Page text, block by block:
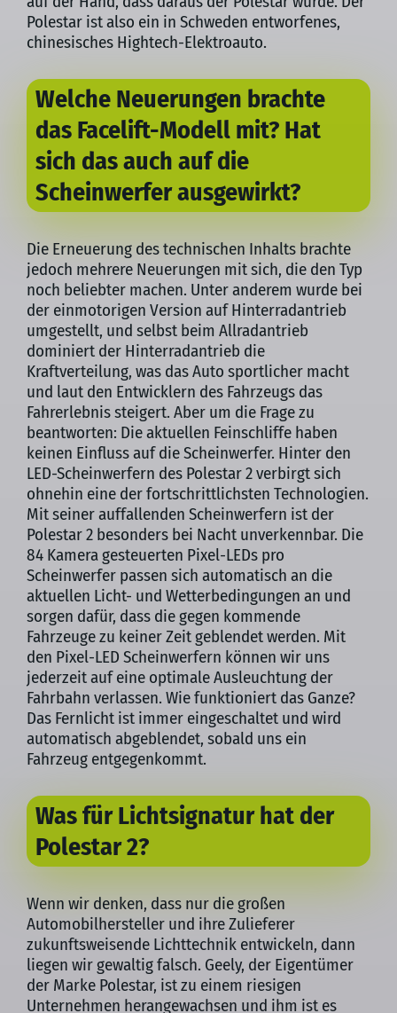
Polestar ist also ein in Schweden entworfenes,
chinesisches Hightech-Elektroauto.
Welche Neuerungen brachte
das Facelift-Modell mit? Hat
sich das auch auf die
Scheinwerfer ausgewirkt?
Die Erneuerung des technischen Inhalts brachte
jedoch mehrere Neuerungen mit sich, die den Typ
noch beliebter machen. Unter anderem wurde bei
der einmotorigen Version auf Hinterradantrieb
umgestellt, und selbst beim Allradantrieb
dominiert der Hinterradantrieb die
Kraftverteilung, was das Auto sportlicher macht
und laut den Entwicklern des Fahrzeugs das
Fahrerlebnis steigert. Aber um die Frage zu
beantworten: Die aktuellen Feinschliffe haben
keinen Einfluss auf die Scheinwerfer. Hinter den
LED-Scheinwerfern des Polestar 2 verbirgt sich
ohnehin eine der fortschrittlichsten Technologien.
Mit seiner auffallenden Scheinwerfern ist der
Polestar 2 besonders bei Nacht unverkennbar. Die
84 Kamera gesteuerten Pixel-LEDs pro
Scheinwerfer passen sich automatisch an die
aktuellen Licht- und Wetterbedingungen an und
sorgen dafür, dass die gegen kommende
Fahrzeuge zu keiner Zeit geblendet werden. Mit
den Pixel-LED Scheinwerfern können wir uns
jederzeit auf eine optimale Ausleuchtung der
Fahrbahn verlassen. Wie funktioniert das Ganze?
Das Fernlicht ist immer eingeschaltet und wird
automatisch abgeblendet, sobald uns ein
Fahrzeug entgegenkommt.
Was für Lichtsignatur hat der
Polestar 2?
Wenn wir denken, dass nur die großen
Automobilhersteller und ihre Zulieferer
zukunftsweisende Lichttechnik entwickeln, dann
liegen wir gewaltig falsch. Geely, der Eigentümer
der Marke Polestar, ist zu einem riesigen
Unternehmen herangewachsen und ihm ist es